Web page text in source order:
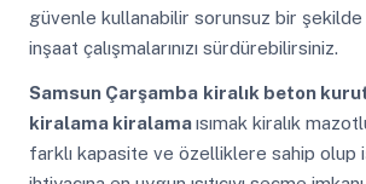
güvenle kullanabilir sorunsuz bir
inşaat çalışmalarınızı sürdürebilirsiniz.
Samsun Çarşamba kiralık beton
kiralama kiralamaısımak kiralık mazotlu
farklı kapasite ve özelliklere sahip olup